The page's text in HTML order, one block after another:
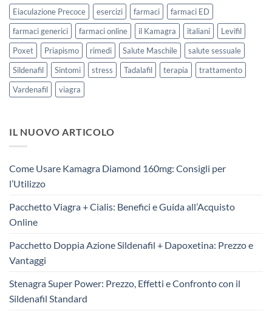
Eiaculazione Precoce
esercizi farmaci
farmaci ED
farmaci generici
farmaci online il Kamagra italiani
Levifil
Poxet
Priapismo rimedi Salute Maschile
salute sessuale
Sildenafil
Sintomi stress Tadalafil terapia
trattamento
Vardenafil
viagra
IL NUOVO ARTICOLO
Come Usare Kamagra Diamond 160mg: Consigli per
l’Utilizzo
Pacchetto Viagra + Cialis: Benefici e Guida all’Acquisto
Online
Pacchetto Doppia Azione Sildenafil + Dapoxetina: Prezzo e
Vantaggi
Stenagra Super Power: Prezzo, Effetti e Confronto con il
Sildenafil Standard